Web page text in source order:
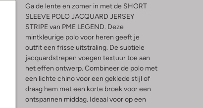
Ga de lente en zomer in met de SHORT
SLEEVE POLO JACQUARD JERSEY
STRIPE van PME LEGEND. Deze
mintkleurige polo voor heren geeft je
outfit een frisse uitstraling. De subtiele
jacquardstrepen voegen textuur toe aan
het effen ontwerp. Combineer de polo met
een lichte chino voor een geklede stijl of
draag hem met een korte broek voor een
ontspannen middag. Ideaal voor op een